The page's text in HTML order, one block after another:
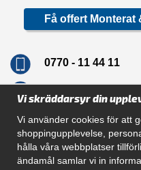
Få offert Monterat
0770 - 11 44 11
Navigation
Vi skräddarsyr din
Vi använder cookies för att
shoppingupplevelse,
hålla våra webbplatser
ändamål samlar vi in